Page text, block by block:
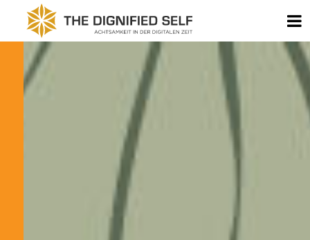
Zum Inhalt springen
THE DIGNIFIED
KOMMENTARNAVIGATION